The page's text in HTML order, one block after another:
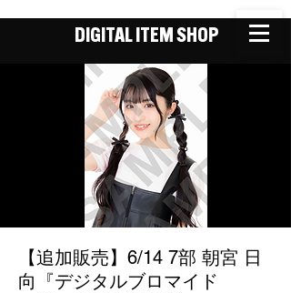
DIGITAL ITEM SHOP
【追加販売】6/14 7部 朝宮 日
向『デジタルブロマイド